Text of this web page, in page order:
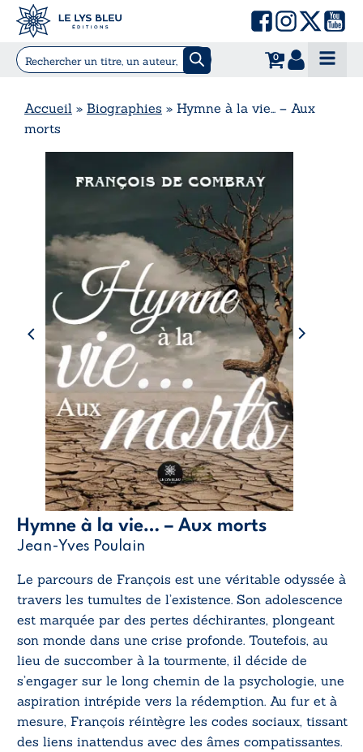
0
Accueil » Biographies » Hymne à la vie… – Aux
morts
Hymne à la vie… – Aux morts
Jean-Yves Poulain
Le parcours de François est une véritable odyssée à
travers les tumultes de l’existence. Son adolescence
est marquée par des pertes déchirantes, plongeant
son monde dans une crise profonde. Toutefois, au
lieu de succomber à la tourmente, il décide de
s’engager sur le long chemin de la psychologie, une
aspiration intrépide vers la rédemption. Au fur et à
mesure, François réintègre les codes sociaux, tissant
des liens inattendus avec des âmes compatissantes.